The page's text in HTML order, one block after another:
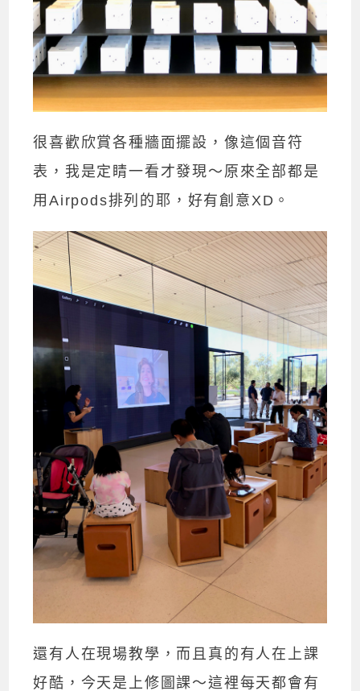
很喜歡欣賞各種牆面擺設，像這個音符
表，我是定睛一看才發現～原來全部都是
用Airpods排列的耶，好有創意XD。
還有人在現場教學，而且真的有人在上課
好酷，今天是上修圖課～這裡每天都會有